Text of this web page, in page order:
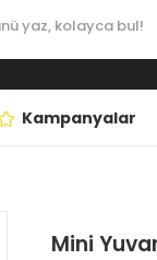
Kampanyalar
Mini